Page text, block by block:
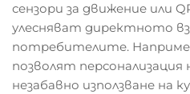
сензори за движение или
улесняват директното
потребителите.
позволят персонализация
незабавно използване на